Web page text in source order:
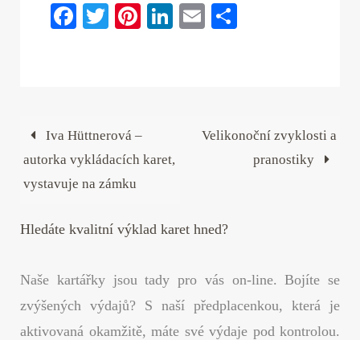
Fa T
Pi Li E
Iva Hüttnerová –
autorka vykládacích karet,
vystavuje na zámku
Velikonoční zvyklosti a
pranostiky
Hledáte kvalitní výklad karet hned?
Naše kartářky jsou tady pro vás on-line. Bojíte se
zvýšených výdajů? S naší předplacenkou, která je
aktivovaná okamžitě, máte své výdaje pod kontrolou.